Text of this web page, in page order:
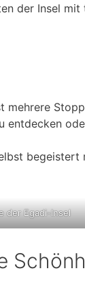
der Insel
entdecken
der Egadi-Insel